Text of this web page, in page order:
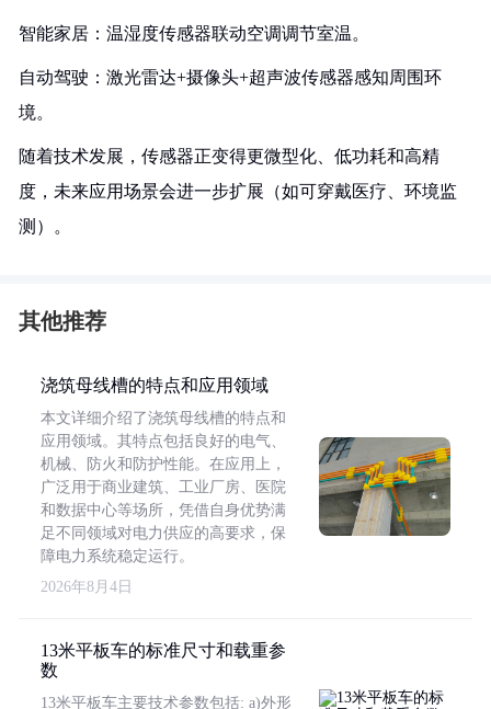
智能家居：温湿度传感器联动空调调节室温。
自动驾驶：激光雷达+摄像头+超声波传感器感知周围环
境。
随着技术发展，传感器正变得更微型化、低功耗和高精
度，未来应用场景会进一步扩展（如可穿戴医疗、环境监
测）。
其他推荐
浇筑母线槽的特点和应用领域
本文详细介绍了浇筑母线槽的特点和
应用领域。其特点包括良好的电气、
机械、防火和防护性能。在应用上，
广泛用于商业建筑、工业厂房、医院
和数据中心等场所，凭借自身优势满
足不同领域对电力供应的高要求，保
障电力系统稳定运行。
2026年8月4日
13米平板车的标准尺寸和载重参
数
13米平板车主要技术参数包括: a)外形